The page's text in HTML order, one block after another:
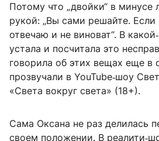
Потому что „двойки“ в минусе
рукой: „Вы сами решайте. Если
отвечаю и не виноват“. В
устала и посчитала это
говорила об этих вещах еще в
прозвучали в YouTube‑шоу
«Света вокруг света» (18+).
Сама Оксана не раз делилась
своем положении. В